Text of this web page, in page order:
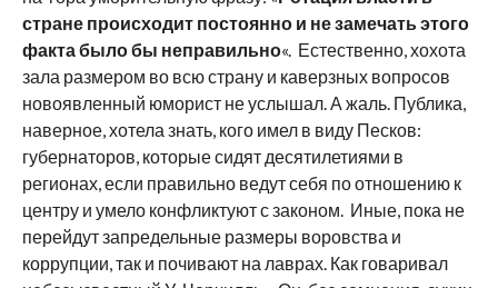
стране происходит постоянно и не замечать этого
факта было бы неправильно«. Естественно, хохота
зала размером во всю страну и каверзных вопросов
новоявленный юморист не услышал. А жаль. Публика,
наверное, хотела знать, кого имел в виду Песков:
губернаторов, которые сидят десятилетиями в
регионах, если правильно ведут себя по отношению к
центру и умело конфликтуют с законом. Иные, пока не
перейдут запредельные размеры воровства и
коррупции, так и почивают на лаврах. Как говаривал